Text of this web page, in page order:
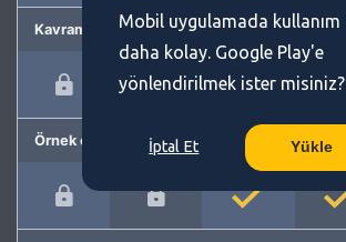
Kavram önerme
Örnek cümleler
Mobil uygulamada kullanım
daha kolay. Google Play'e
yönlendirilmek ister misiniz?
İptal Et Yükle